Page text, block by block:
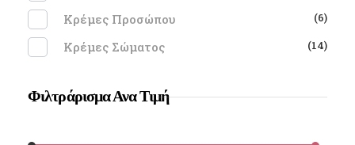
Κρέμες Προσώπου (6)
Κρέμες Σώματος (14)
Φιλτράρισμα Ανα Τιμή